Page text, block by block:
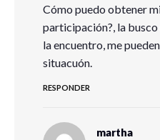
Cómo puedo obtener
participación?, la busco
la encuentro, me
situacuón.
RESPONDER
martha